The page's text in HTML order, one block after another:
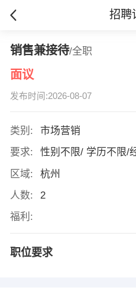
招聘
销售兼接待/全职
面议
发布时间:2026-08-07
类别:
市场营销
要求:
性别不限/ 学历不限/
区域:
杭州
人数:
2
福利:
职位要求